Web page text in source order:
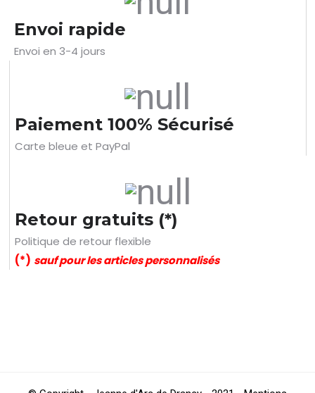
Envoi rapide
Envoi en 3-4 jours
Paiement 100% Sécurisé
Carte bleue et PayPal
Retour gratuits (*)
Politique de retour flexible
(*) sauf pour les articles personnalisés